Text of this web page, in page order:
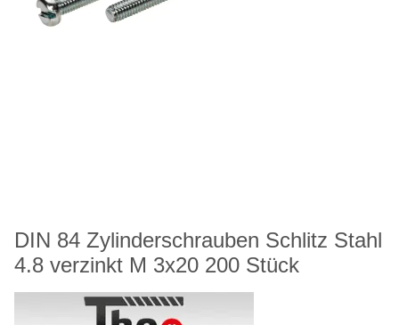
DIN 84 Zylinderschrauben Schlitz Stahl
4.8 verzinkt M 3x20 200 Stück